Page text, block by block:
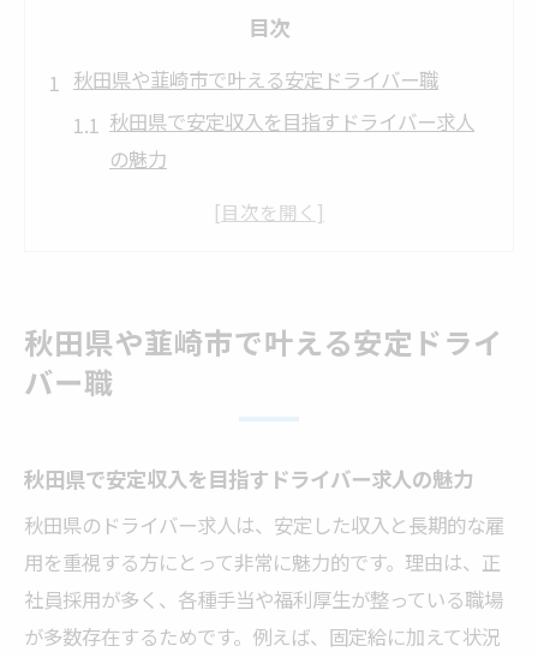
目次
秋田県や韮崎市で叶える安定ドライバー職
秋田県で安定収入を目指すドライバー求人
の魅力
韮崎市で働くドライバーに人気の求人傾向
地域密着型ドライバー求人で叶う働きやす
さの秘訣
求人特性
韮崎市でドライバーとして長く働くポイン
ト
ドライバー求人を選ぶ際の現場目線アドバイス
現場で評価されるドライバー求人選びのコ
秋田県や韮崎市で叶える安定ドライ
バー職
秋田県で安定収入を目指すドライバー求人の魅力
秋田県のドライバー求人は、安定した収入と長期的な雇
用を重視する方にとって非常に魅力的です。理由は、正
社員採用が多く、各種手当や福利厚生が整っている職場
が多数存在するためです。例えば、固定給に加えて状況